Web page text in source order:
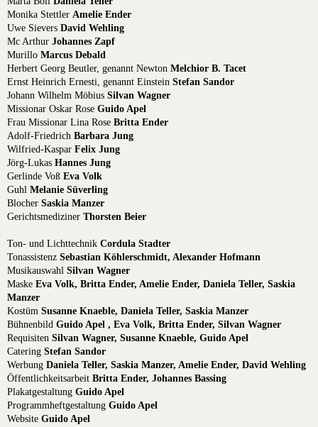
Monika Stettler Amelie Ender
Uwe Sievers David Wehling
Mc Arthur Johannes Zapf
Murillo Marcus Debald
Herbert Georg Beutler, genannt Newton Melchior B. Tacet
Ernst Heinrich Ernesti, genannt Einstein Stefan Sandor
Johann Wilhelm Möbius Silvan Wagner
Missionar Oskar Rose Guido Apel
Frau Missionar Lina Rose Britta Ender
Adolf-Friedrich Barbara Jung
Wilfried-Kaspar Felix Jung
Jörg-Lukas Hannes Jung
Gerlinde Voß Eva Volk
Guhl Melanie Süverling
Blocher Saskia Manzer
Gerichtsmediziner Thorsten Beier
Ton- und Lichttechnik Cordula Stadter
Tonassistenz Sebastian Köhlerschmidt, Alexander Hofmann
Musikauswahl Silvan Wagner
Maske Eva Volk, Britta Ender, Amelie Ender, Daniela Teller, Saskia
Manzer
Kostüm Susanne Knaeble, Daniela Teller, Saskia Manzer
Bühnenbild Guido Apel , Eva Volk, Britta Ender, Silvan Wagner
Requisiten Silvan Wagner, Susanne Knaeble, Guido Apel
Catering Stefan Sandor
Werbung Daniela Teller, Saskia Manzer, Amelie Ender, David Wehling
Öffentlichkeitsarbeit Britta Ender, Johannes Bassing
Plakatgestaltung Guido Apel
Programmheftgestaltung Guido Apel
Website Guido Apel